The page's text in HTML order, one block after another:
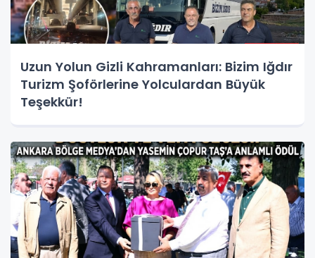
Uzun Yolun Gizli Kahramanları: Bizim Iğdır
Turizm Şoförlerine Yolculardan Büyük
Teşekkür!